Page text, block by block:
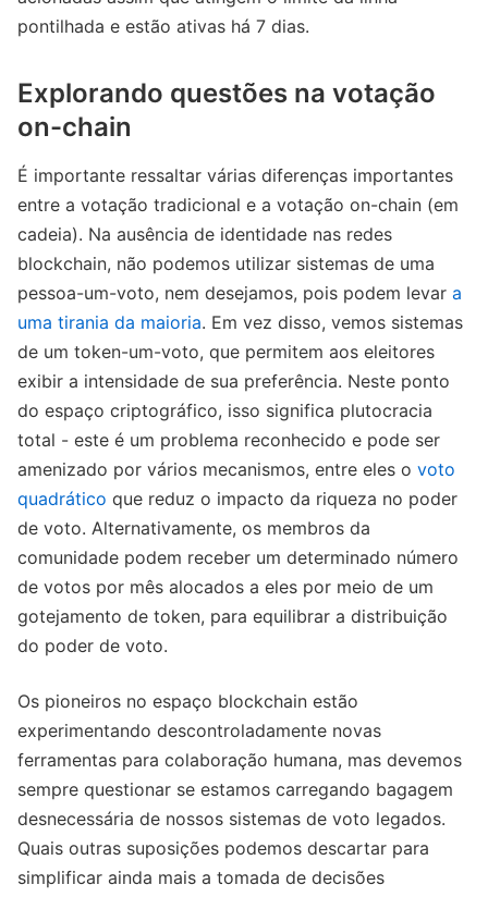
pontilhada e estão ativas há 7 dias.
Explorando questões na votação
on-chain
É importante ressaltar várias diferenças importantes
entre a votação tradicional e a votação on-chain (em
cadeia). Na ausência de identidade nas redes
blockchain, não podemos utilizar sistemas de uma
pessoa-um-voto, nem desejamos, pois podem levar a
uma tirania da maioria. Em vez disso, vemos sistemas
de um token-um-voto, que permitem aos eleitores
exibir a intensidade de sua preferência. Neste ponto
do espaço criptográfico, isso significa plutocracia
total - este é um problema reconhecido e pode ser
amenizado por vários mecanismos, entre eles o voto
quadrático que reduz o impacto da riqueza no poder
de voto. Alternativamente, os membros da
comunidade podem receber um determinado número
de votos por mês alocados a eles por meio de um
gotejamento de token, para equilibrar a distribuição
do poder de voto.
Os pioneiros no espaço blockchain estão
experimentando descontroladamente novas
ferramentas para colaboração humana, mas devemos
sempre questionar se estamos carregando bagagem
desnecessária de nossos sistemas de voto legados.
Quais outras suposições podemos descartar para
simplificar ainda mais a tomada de decisões